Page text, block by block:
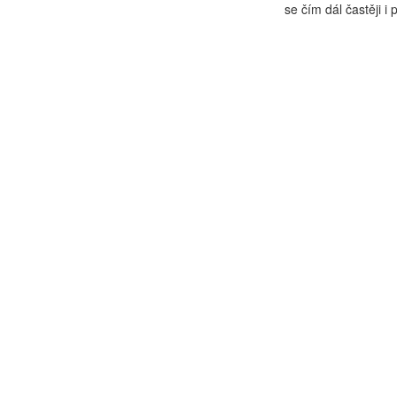
se čím dál častěji i